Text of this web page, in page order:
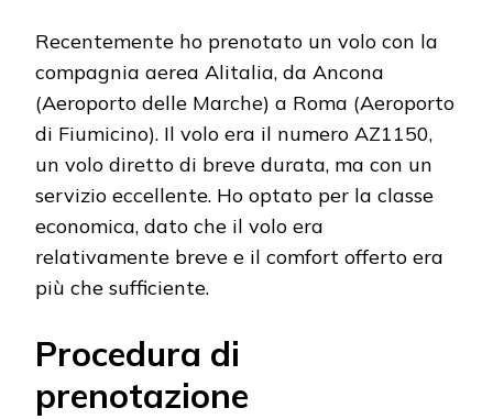
Recentemente ho prenotato un volo con la
compagnia aerea Alitalia, da Ancona
(Aeroporto delle Marche) a Roma (Aeroporto
di Fiumicino). Il volo era il numero AZ1150,
un volo diretto di breve durata, ma con un
servizio eccellente. Ho optato per la classe
economica, dato che il volo era
relativamente breve e il comfort offerto era
più che sufficiente.
Procedura di
prenotazione